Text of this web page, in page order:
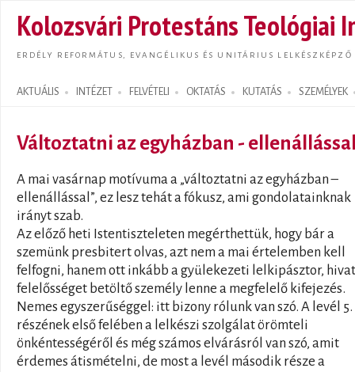
Kolozsvári Protestáns Teológiai
ERDÉLY REFORMÁTUS, EVANGÉLIKUS ÉS UNITÁRIUS LELKÉSZKÉPZŐ
AKTUÁLIS INTÉZET FELVÉTELI OKTATÁS KUTATÁS SZEMÉLYEK
Search form
Változtatni az egyházban -
A mai vasárnap motívuma a „változtatni az egyházban –
ellenállással”, ez lesz tehát a fókusz, ami gondolatainknak
irányt szab.
Az előző heti Istentiszteleten megérthettük, hogy bár a
szemünk presbitert olvas, azt nem a mai értelemben kell
felfogni, hanem ott inkább a gyülekezeti lelkipásztor,
felelősséget betöltő személy lenne a megfelelő kifejezés.
Nemes egyszerűséggel: itt bizony rólunk van szó. A levél 5.
részének első felében a lelkészi szolgálat örömteli
önkéntességéről és még számos elvárásról van szó, amit
érdemes átismételni, de most a levél második része a